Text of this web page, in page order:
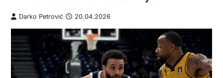
Darko Petrović 20.04.2026